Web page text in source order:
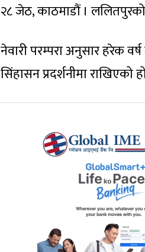
२८ जेठ, काठमाडौं ।
नेवारी परम्परा अनुसार हरेक
सिंहासन प्रदर्शनीमा राखिएको